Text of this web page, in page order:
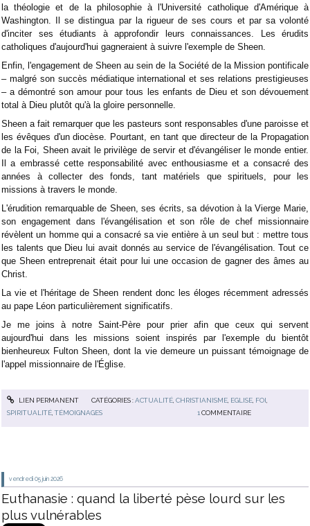
la théologie et de la philosophie à l'Université catholique d'Amérique à
Washington. Il se distingua par la rigueur de ses cours et par sa volonté
d'inciter ses étudiants à approfondir leurs connaissances. Les érudits
catholiques d'aujourd'hui gagneraient à suivre l'exemple de Sheen.
Enfin, l'engagement de Sheen au sein de la Société de la Mission pontificale
– malgré son succès médiatique international et ses relations prestigieuses
– a démontré son amour pour tous les enfants de Dieu et son dévouement
total à Dieu plutôt qu'à la gloire personnelle.
Sheen a fait remarquer que les pasteurs sont responsables d'une paroisse et
les évêques d'un diocèse. Pourtant, en tant que directeur de la Propagation
de la Foi, Sheen avait le privilège de servir et d'évangéliser le monde entier.
Il a embrassé cette responsabilité avec enthousiasme et a consacré des
années à collecter des fonds, tant matériels que spirituels, pour les
missions à travers le monde.
L'érudition remarquable de Sheen, ses écrits, sa dévotion à la Vierge Marie,
son engagement dans l'évangélisation et son rôle de chef missionnaire
révèlent un homme qui a consacré sa vie entière à un seul but : mettre tous
les talents que Dieu lui avait donnés au service de l'évangélisation. Tout ce
que Sheen entreprenait était pour lui une occasion de gagner des âmes au
Christ.
La vie et l'héritage de Sheen rendent donc les éloges récemment adressés
au pape Léon particulièrement significatifs.
Je me joins à notre Saint-Père pour prier afin que ceux qui servent
aujourd'hui dans les missions soient inspirés par l'exemple du bientôt
bienheureux Fulton Sheen, dont la vie demeure un puissant témoignage de
l'appel missionnaire de l'Église.
LIEN PERMANENT CATÉGORIES :ACTUALITÉ, CHRISTIANISME, EGLISE, FOI
SPIRITUALITÉ,TÉMOIGNAGES 1 COMMENTAIRE
vendredi 05 juin 2026
Euthanasie : quand la liberté pèse lourd sur les
plus vulnérables